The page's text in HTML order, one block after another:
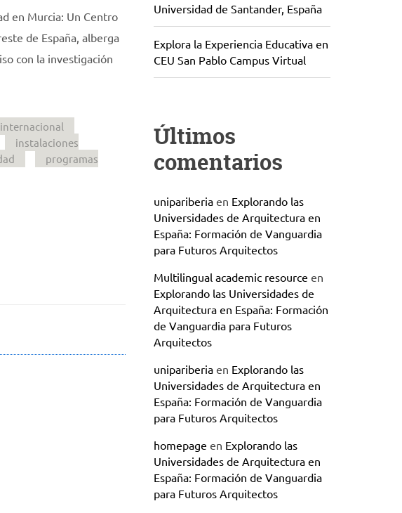
en Murcia: Un Centro
de España, alberga
con la investigación
instalaciones
programas
Universidad de Santander, España
Explora la Experiencia Educativa en
CEU San Pablo Campus Virtual
Últimos
comentarios
unipariberiaen Explorando las
Universidades de Arquitectura en
España: Formación de Vanguardia
para Futuros Arquitectos
Multilingual academic resource en
Explorando las Universidades de
Arquitectura en España: Formación
de Vanguardia para Futuros
Arquitectos
unipariberiaen Explorando las
Universidades de Arquitectura en
España: Formación de Vanguardia
para Futuros Arquitectos
homepage en Explorando las
Universidades de Arquitectura en
España: Formación de Vanguardia
para Futuros Arquitectos